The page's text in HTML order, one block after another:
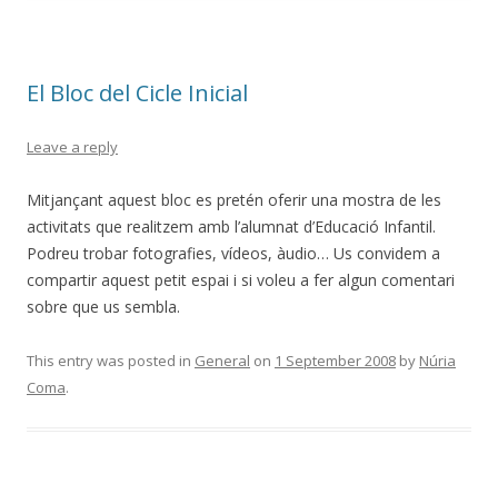
El Bloc del Cicle Inicial
Leave a reply
Mitjançant aquest bloc es pretén oferir una mostra de les
activitats que realitzem amb l’alumnat d’Educació Infantil.
Podreu trobar fotografies, vídeos, àudio… Us convidem a
compartir aquest petit espai i si voleu a fer algun comentari
sobre que us sembla.
This entry was posted in General on 1 September 2008 by Núria
Coma.